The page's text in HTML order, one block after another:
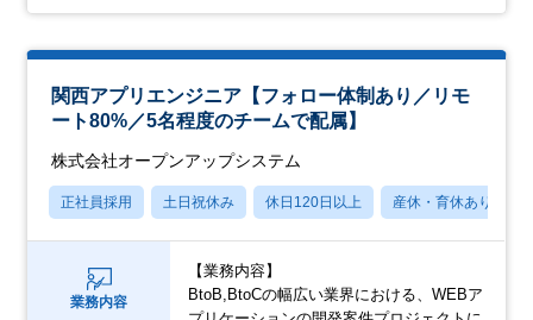
関西アプリエンジニア【フォロー体制あり／リモ
ート80%／5名程度のチームで配属】
株式会社オープンアップシステム
正社員採用 土日祝休み 休日120日以上 産休・育休あり
業務内容
【業務内容】
BtoB,BtoCの幅広い業界における、WEBア